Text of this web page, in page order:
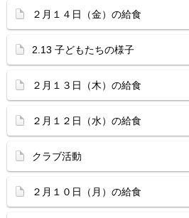
２月１４日（金）の給食
2.13 子どもたちの様子
２月１３日（木）の給食
２月１２日（水）の給食
クラブ活動
２月１０日（月）の給食